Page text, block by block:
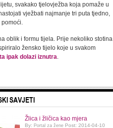
svakako tjelovježba koja pomaže u
vježbati najmanje tri puta tjedno,
pomoći.
oblik i formu tijela. Prije nekoliko stotina
žensko tijelo koje u svakom
ipak dolazi iznutra.
SAVJETI
Žlica i žličica kao mjera
By: Portal za žene Post: 2014-04-10